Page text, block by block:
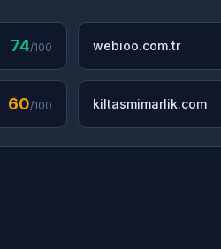
74/100 webioo.com.tr
60/100 kiltasmimarlik.com